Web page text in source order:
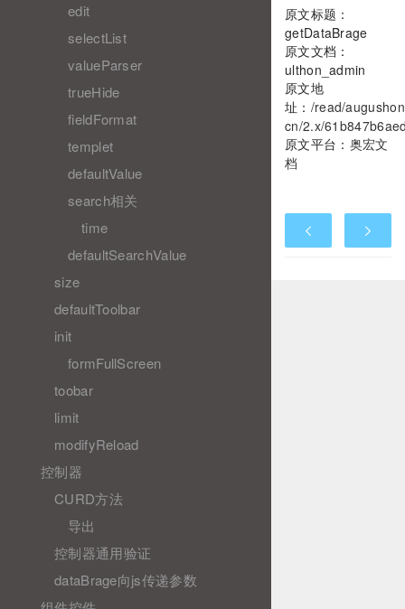
edit
selectList
valueParser
trueHide
fieldFormat
templet
defaultValue
search相关
time
defaultSearchValue
size
defaultToolbar
init
formFullScreen
toobar
limit
modifyReload
控制器
CURD方法
导出
控制器通用验证
dataBrage向js传递参数
原文标题：
getDataBrage
原文文档：
ulthon_admin
原文地
址： /read/
cn/2.x/
原文平台： 奥宏文
档